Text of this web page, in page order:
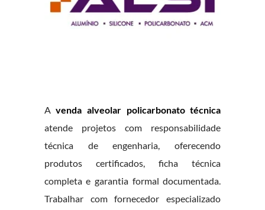
Avenda alveolar policarbonato técnica
atende projetos com responsabilidade
técnica de engenharia, oferecendo
produtos certificados, ficha técnica
completa e garantia formal documentada.
Trabalhar com fornecedor especializado